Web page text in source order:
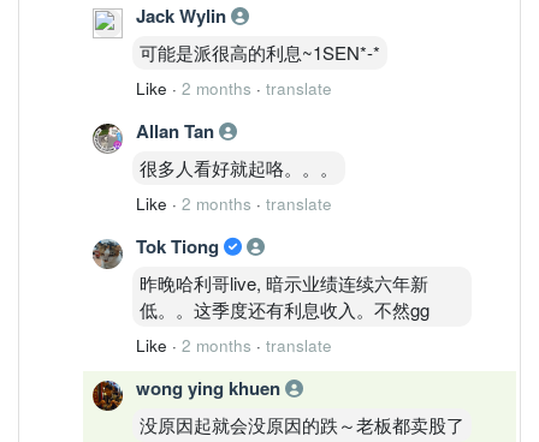
Jack Wylin
可能是派很高的利息~1SEN*-*
Like · 2 months · translate
Allan Tan
很多人看好就起咯。。。
Like · 2 months · translate
Tok Tiong
昨晚哈利哥live, 暗示业绩连续六年新
低。。这季度还有利息收入。不然gg
Like · 2 months · translate
wong ying khuen
没原因起就会没原因的跌～老板都卖股了